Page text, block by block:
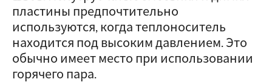
пластины предпочтительно
используются, когда теплоноситель
находится под высоким давлением. Это
обычно имеет место при использовании
горячего пара.